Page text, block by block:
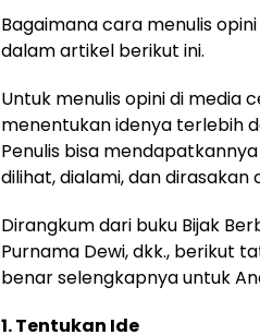
Bagaimana cara menulis
dalam artikel berikut ini.
Untuk menulis opini di media
menentukan idenya terlebih
Penulis bisa
dilihat, dialami, dan dirasakan
Dirangkum dari buku Bijak
Purnama Dewi, dkk., berikut
benar selengkapnya untuk
1. Tentukan Ide